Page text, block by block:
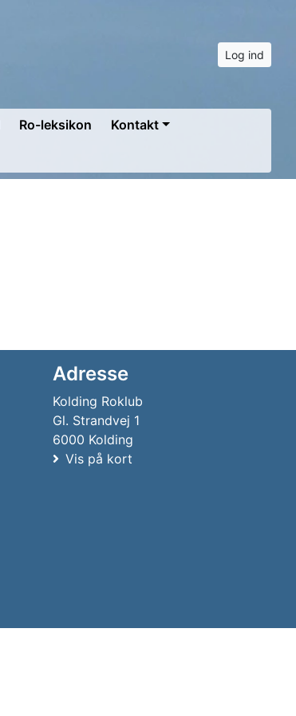
Log ind
Ro-leksikon
Kontakt
Adresse
Kolding Roklub
Gl. Strandvej 1
6000 Kolding
Vis på kort